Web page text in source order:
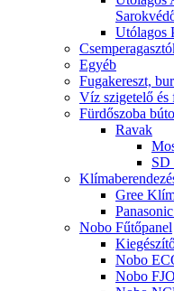
Utólagos
Egyéb
Fugakereszt,
Víz szigetelő és
Fürdőszoba
Ravak
SD
Gree
Nobo Fűtőpanel
Nobo
Nobo